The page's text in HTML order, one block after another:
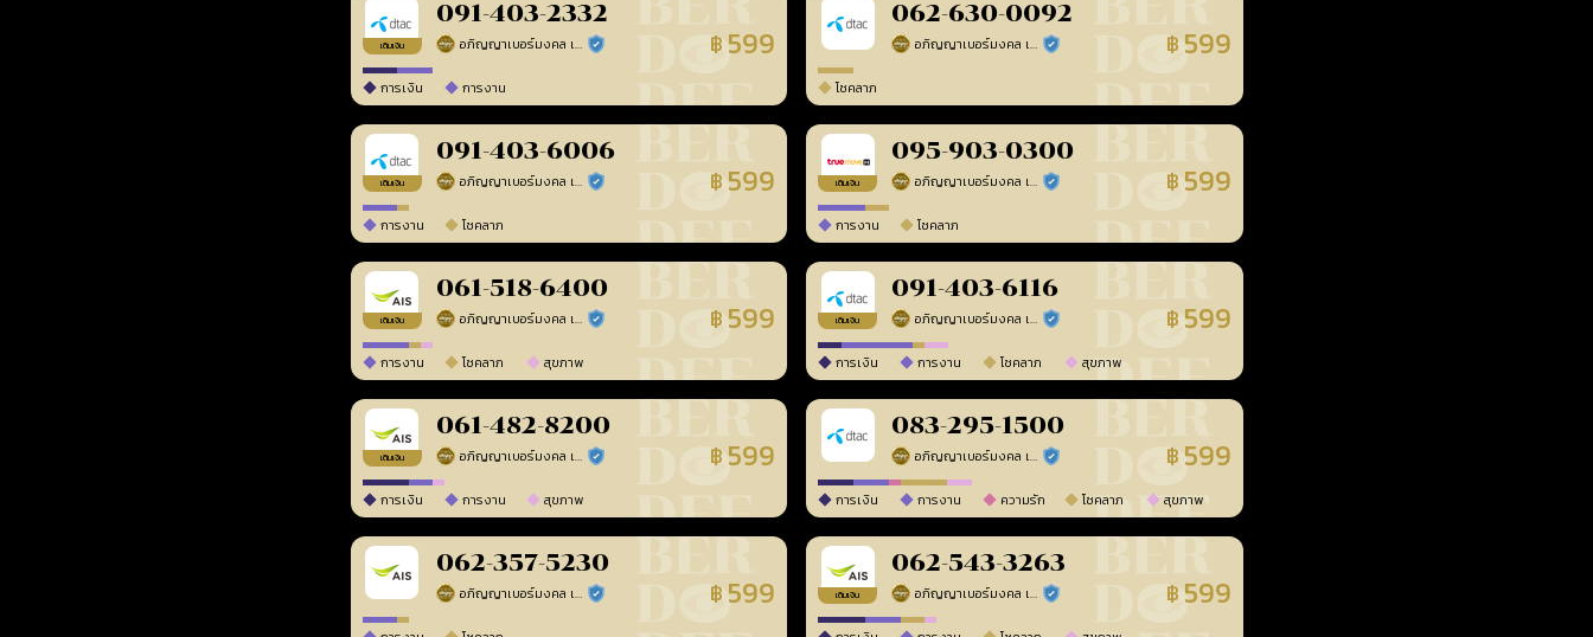
เติมเงิน
091-403-2332
อภิญญาเบอร์มงคล เบอร์สวยเลขศาสตร์ ร้านยืนยันแล้ว ฿ 599
การเงิน การงาน
062-630-0092
อภิญญาเบอร์มงคล เบอร์สวยเลขศาสตร์ ร้านยืนยันแล้ว ฿ 599
โชคลาภ
เติมเงิน
091-403-6006
อภิญญาเบอร์มงคล เบอร์สวยเลขศาสตร์ ร้านยืนยันแล้ว ฿ 599
การงาน โชคลาภ
เติมเงิน
095-903-0300
อภิญญาเบอร์มงคล เบอร์สวยเลขศาสตร์ ร้านยืนยันแล้ว ฿ 599
การงาน โชคลาภ
เติมเงิน
061-518-6400
อภิญญาเบอร์มงคล เบอร์สวยเลขศาสตร์ ร้านยืนยันแล้ว ฿ 599
การงาน โชคลาภ สุขภาพ
เติมเงิน
091-403-6116
อภิญญาเบอร์มงคล เบอร์สวยเลขศาสตร์ ร้านยืนยันแล้ว ฿ 599
การเงิน การงาน โชคลาภ สุขภาพ
เติมเงิน
061-482-8200
อภิญญาเบอร์มงคล เบอร์สวยเลขศาสตร์ ร้านยืนยันแล้ว ฿ 599
การเงิน การงาน สุขภาพ
083-295-1500
อภิญญาเบอร์มงคล เบอร์สวยเลขศาสตร์ ร้านยืนยันแล้ว ฿ 599
การเงิน การงาน ความรัก โชคลาภ สุขภาพ
062-357-5230
อภิญญาเบอร์มงคล เบอร์สวยเลขศาสตร์ ร้านยืนยันแล้ว ฿ 599 เติมเงิน
062-543-3263
อภิญญาเบอร์มงคล เบอร์สวยเลขศาสตร์ ร้านยืนยันแล้ว ฿ 599